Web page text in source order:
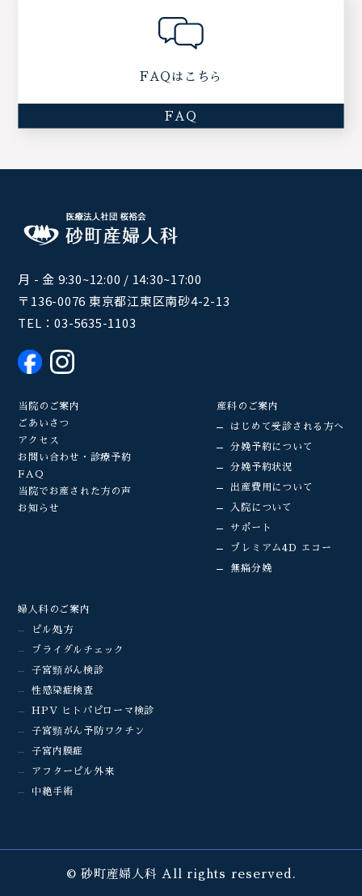
FAQはこちら
FAQ
月 - 金 9:30~12:00 / 14:30~17:00
〒136-0076 東京都江東区南砂4-2-13
TEL：03-5635-1103
当院のご案内
ごあいさつ
アクセス
お問い合わせ・診療予約
FAQ
当院でお産された方の声
お知らせ
産科のご案内
はじめて受診される方へ
分娩予約について
分娩予約状況
出産費用について
入院について
サポート
プレミアム4D エコー
無痛分娩
婦人科のご案内
ピル処方
ブライダルチェック
子宮頸がん検診
性感染症検査
HPV ヒトパピローマ検診
子宮頸がん予防ワクチン
子宮内膜症
アフターピル外来
中絶手術
© 砂町産婦人科 All rights reserved.